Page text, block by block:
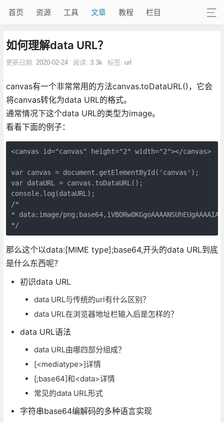
首页 资源 工具 文章 教程 栏目
如何理解data URL？
更新日期: 2020-02-24 阅读: 3.3k 标签: url
canvas有一个非常常用的方法canvas.toDataURL()，它会
将canvas转化为data URL的格式。
通常情况下这个data URL的类型为image。
看看下面的例子：
<canvas id="canvas" height="2" width="2"></canvas>
var canvas = document.getElementById('canvas');
var dataURL = canvas.toDataURL();
console.log(dataURL);
/*
* data:image/
*/
那么这个以data:[MIME type];base64,开头的data URL到底
是什么东西呢？
初识data URL
data URL与传统的url有什么区别？
data URL在浏览器地址栏输入后是怎样的？
data URL语法
data URL由哪四部分组成？
[<mediatype>]详情
[;base64]和<data>详情
常见的data URL形式
字符串base64编解码的多种语言实现